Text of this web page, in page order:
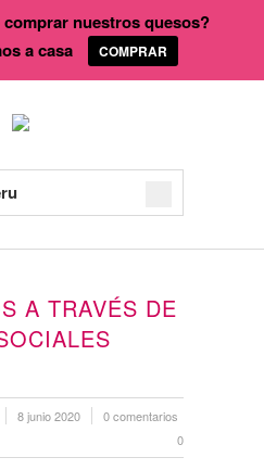
A TRAVÉS DE
8 junio 2020
0 comentarios
0
nuestros quesos?
a casa
COMPRAR